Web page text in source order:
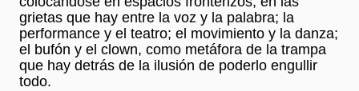
grietas que hay entre la voz y la palabra; la
performance y el teatro; el movimiento y la danza;
el bufón y el clown, como metáfora de la trampa
que hay detrás de la ilusión de poderlo engullir
todo.